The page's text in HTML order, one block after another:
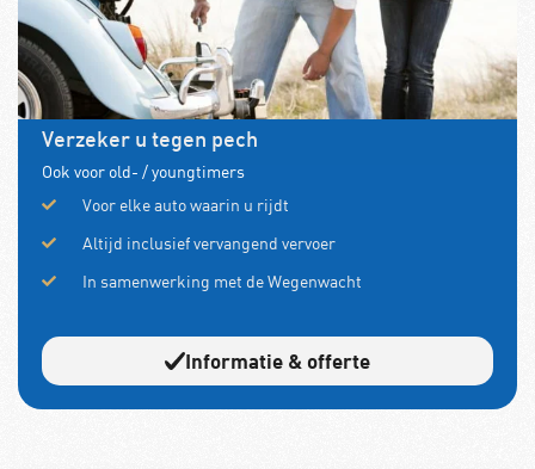
Verzeker u tegen pech
Ook voor old- / youngtimers
Voor elke auto waarin u rijdt
Altijd inclusief vervangend vervoer
In samenwerking met de Wegenwacht
Informatie & offerte